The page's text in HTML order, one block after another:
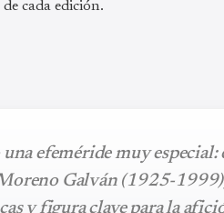
cada edición.
efeméride muy especial:
Galván (1925-
y figura clave para la